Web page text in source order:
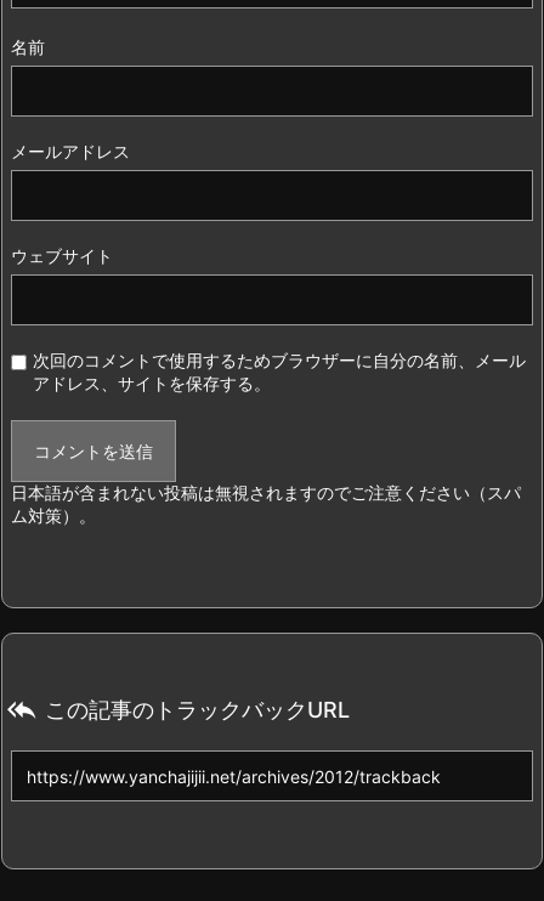
名前
メールアドレス
ウェブサイト
次回のコメントで使用するためブラウザーに自分の名前、メール
アドレス、サイトを保存する。
日本語が含まれない投稿は無視されますのでご注意ください（スパ
ム対策）。
 この記事のトラックバックURL